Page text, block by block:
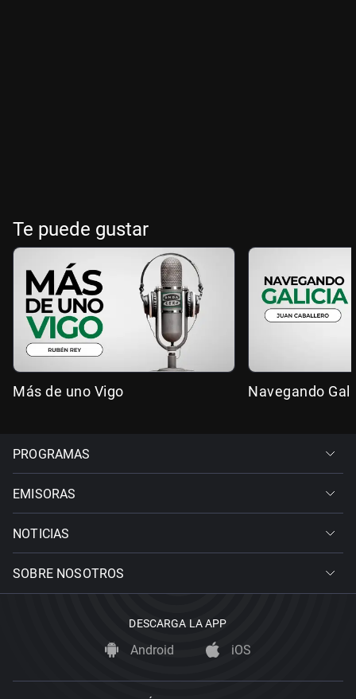
Te puede gustar
Más de uno Vigo Navegando
PROGRAMAS
EMISORAS
NOTICIAS
SOBRE NOSOTROS
DESCARGA LA APP
Android iOS